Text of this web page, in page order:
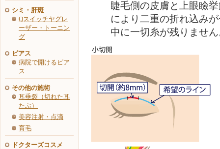
シミ・肝斑
Qスイッチヤグレ
ーザー・トーニン
グ
ピアス
病院で開けるピア
ス
その他の施術
耳垂裂（切れた耳
たぶ）
美容注射・点滴
育毛
ドクターズコスメ
睫毛側の皮膚と上眼瞼
により二重の折れ込み
中に一切糸が残りませ